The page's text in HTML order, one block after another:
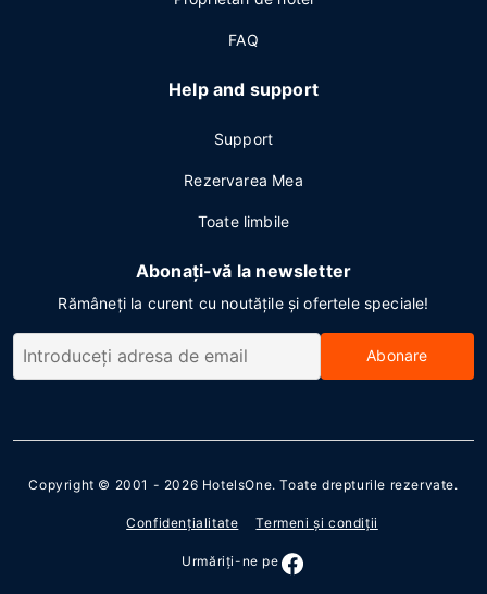
FAQ
Help and support
Support
Rezervarea Mea
Toate limbile
Abonați-vă la newsletter
Rămâneți la curent cu noutățile și ofertele speciale!
Abonare
Copyright © 2001 - 2026 HotelsOne. Toate drepturile rezervate.
Confidenţialitate Termeni şi condiţii
Urmăriţi-ne pe